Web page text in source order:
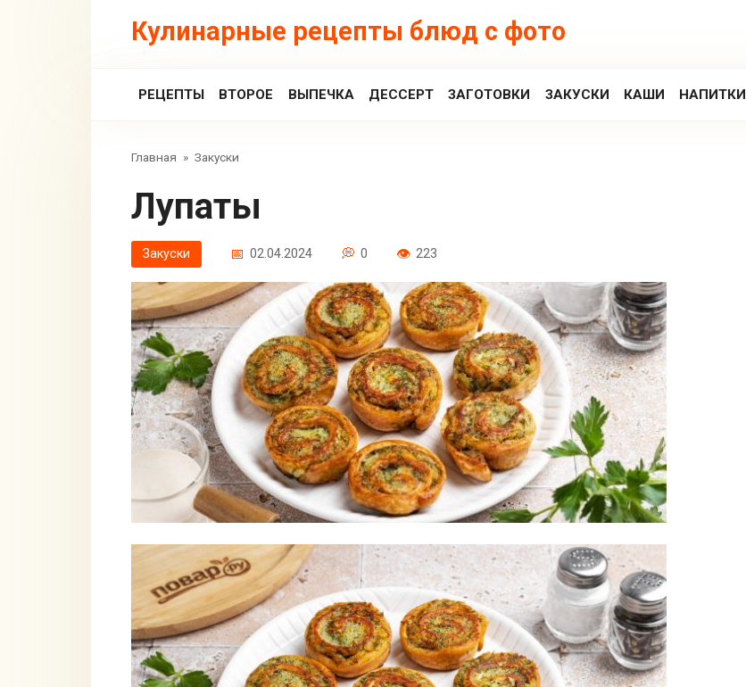
Кулинарные рецепты блюд с фото
РЕЦЕПТЫ ВТОРОЕ ВЫПЕЧКА ДЕССЕРТ ЗАГОТОВКИ ЗАКУСКИ КАШИ НАПИТКИ
Главная » Закуски
Лупаты
Закуски 02.04.2024 0 223